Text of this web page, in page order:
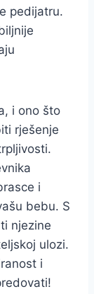
pedijatru.
i ono što
rješenje
i
bebu. S
njezine
ulozi.
i